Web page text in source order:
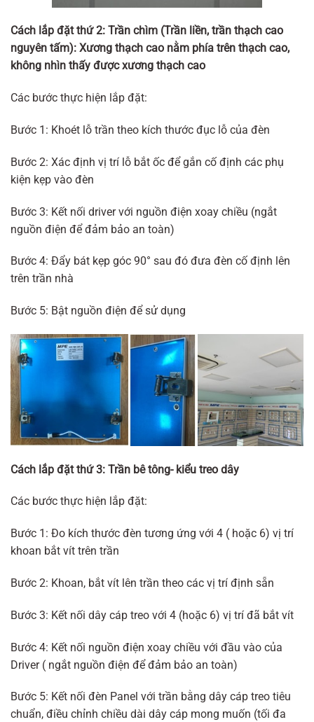
Cách lắp đặt thứ 2: Trần chìm (Trần liền, trần thạch cao
nguyên tấm): Xương thạch cao nằm phía trên thạch cao,
không nhìn thấy được xương thạch cao
Các bước thực hiện lắp đặt:
Bước 1: Khoét lỗ trần theo kích thước đục lỗ của đèn
Bước 2: Xác định vị trí lỗ bắt ốc để gắn cố định các phụ
kiện kẹp vào đèn
Bước 3: Kết nối driver với nguồn điện xoay chiều (ngắt
nguồn điện để đảm bảo an toàn)
Bước 4: Đẩy bát kẹp góc 90° sau đó đưa đèn cố định lên
trên trần nhà
Bước 5: Bật nguồn điện để sử dụng
Cách lắp đặt thứ 3: Trần bê tông- kiểu treo dây
Các bước thực hiện lắp đặt:
Bước 1: Đo kích thước đèn tương ứng với 4 ( hoặc 6) vị trí
khoan bắt vít trên trần
Bước 2: Khoan, bắt vít lên trần theo các vị trí định sẵn
Bước 3: Kết nối dây cáp treo với 4 (hoặc 6) vị trí đã bắt vít
Bước 4: Kết nối nguồn điện xoay chiều với đầu vào của
Driver ( ngắt nguồn điện để đảm bảo an toàn)
Bước 5: Kết nối đèn Panel với trần bằng dây cáp treo tiêu
chuẩn, điều chỉnh chiều dài dây cáp mong muốn (tối đa